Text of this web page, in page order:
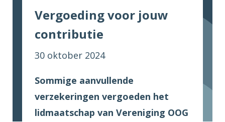
Vergoeding voor jouw
contributie
30 oktober 2024
Sommige aanvullende
verzekeringen vergoeden het
lidmaatschap van Vereniging OOG